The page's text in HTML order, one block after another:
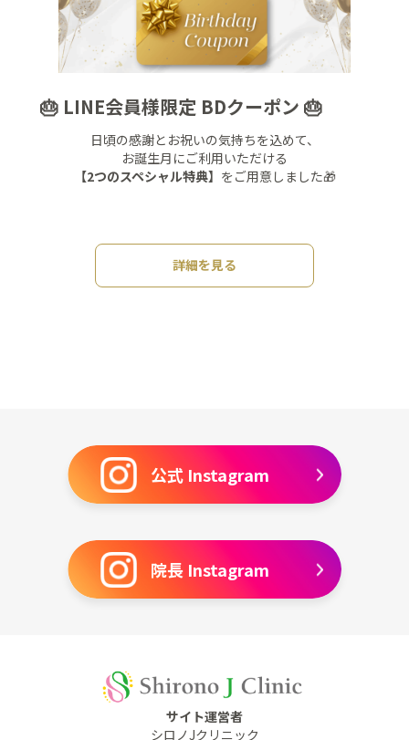
🎂 LINE会員様限定 BDクーポン 🎂
日頃の感謝とお祝いの気持ちを込めて、
お誕生月にご利用いただける
【2つのスペシャル特典】 をご用意しました🎁
詳細を見る
公式 Instagram
院長 Instagram
サイト運営者
シロノJクリニック